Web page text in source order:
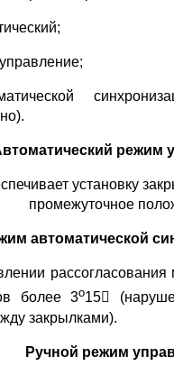
режим
установку
промежуточное
автоматической
более 3о15
закрылками).
Ручной режим